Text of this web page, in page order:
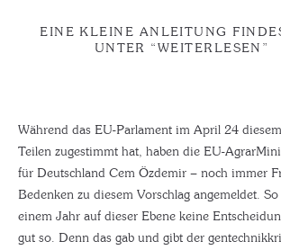
EINE KLEINE ANLEITUNG
UNTER “WEITERLESEN”
Während das EU-Parlament im April 24
Teilen zugestimmt hat, haben die EU-
für Deutschland Cem Özdemir – noch immer
Bedenken zu diesem Vorschlag angemeldet.
einem Jahr auf dieser Ebene keine
gut so. Denn das gab und gibt der